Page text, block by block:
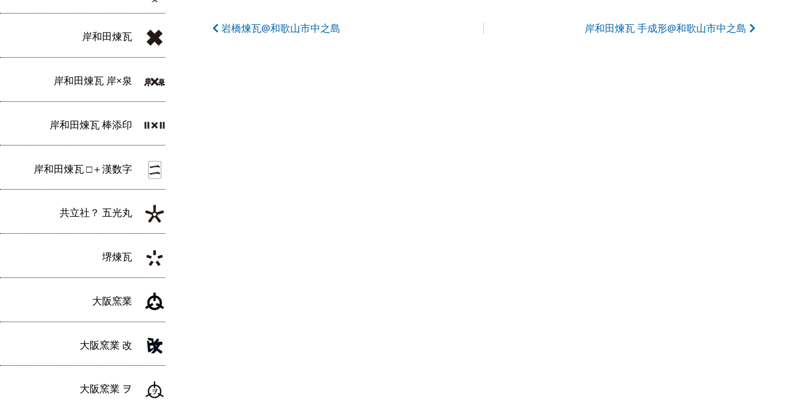
岸和田煉瓦
岸和田煉瓦 岸×泉
岸和田煉瓦 棒添印
岸和田煉瓦 □＋漢数字
共立社？ 五光丸
堺煉瓦
大阪窯業
大阪窯業 改
大阪窯業 ヲ
投
岸和田煉瓦 手成形@和歌山市中之島
岩橋煉瓦@和歌山市中之島